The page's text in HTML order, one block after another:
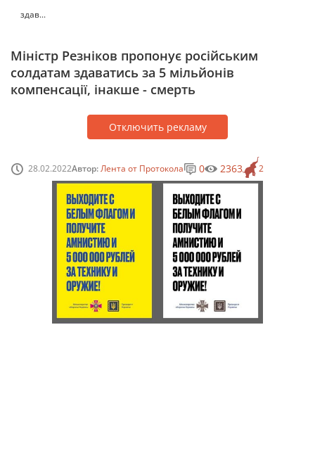
здав...
Міністр Резніков пропонує російським
солдатам здаватись за 5 мільйонів
компенсації, інакше - смерть
Отключить рекламу
28.02.2022Автор:Лента от Протокола 2
0 2363